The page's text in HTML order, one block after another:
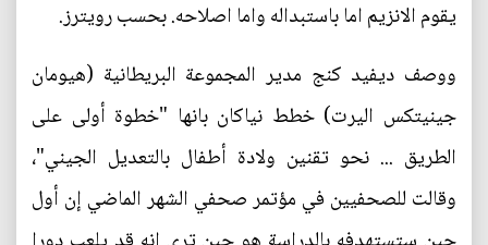
يقوم الانزيم اما باستبداله واما اصلاحه. بحسب رويترز.
ووصف ديفيد كنج مدير المجموعة البريطانية (هيومان
جينيتكس اليرت) خطط نياكان بانها "خطوة أولى على
الطريق ... نحو تقنين ولادة أطفال بالتعديل الجيني"،
وقالت للصحفيين في مؤتمر صحفي الشهر الماضي إن أول